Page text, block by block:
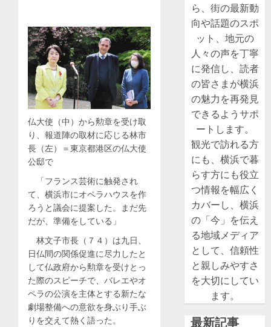
仏大使（中）から勲章を受け取
り、報道陣の取材に応じる林市
長（左）＝東京都港区の仏大使
公邸で
「フランス芸術に触発され
て、横浜市にオペラハウスを作
ろうと議会に提案した。まだ先
だが、準備をしている」
林文子市長（７４）は九日、
日仏間の関係促進に尽力したと
して仏政府から勲章を受けとっ
た際のスピーチで、バレエやオ
ペラの公演を主体とする新たな
劇場整備への意欲を身ぶり手ぶ
りを交えて熱く語った。
ら、街の最新動
向や話題のスポ
ット、地元の
人々の声を丁寧
に発信し、読者
の皆さまが横浜
の魅力を再発見
できるようサポ
ートします。
観光で訪れる方
にも、横浜で暮
らす方にも役立
つ情報を幅広く
カバーし、横浜
の「今」を伝え
る地域メディア
として、信頼性
と親しみやすさ
を大切にしてい
ます。
最新記事